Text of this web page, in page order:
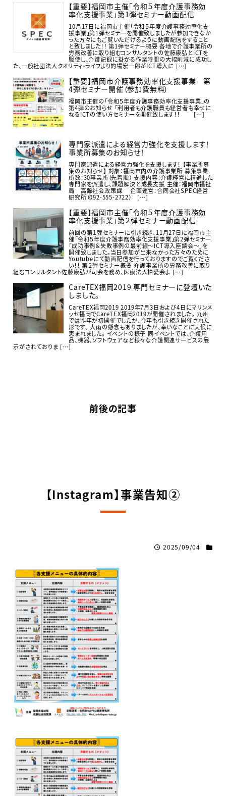
【重要】福岡市主催「令和５年度介護事務効
率化支援事業」第1弾セミナー動画配信
10月17日に福岡市主催「令和５年度介護事務効率化支
援事業」第1弾セミナーを開催致しましたが参加できなか
った方々にもご覧いただけるように動画配信をすること
と致しました！！ 第1弾セミナー概要 各地で介護事業所の
労務改善に取り組むコンサルタントの佐藤康弘とICTを
駆使し、介護記録に掛かる作業時間の大幅削減に成功し
た、一般社団法人クオリティ・ライフより的場宏一郎がICT導入に […]
【重要】福岡市介護事務効率化支援事業 第
4弾セミナー開催（参加費無料）
福岡市主催の「令和５年度介護事務効率化支援事業」の
第4弾のお知らせ 「利用者も介護職員も経営者も幸せに
なるICTの使い方セミナーを開催致します！！ […]
専門家派遣による経営力強化を支援します！
事業所募集のお知らせ！
専門家派遣による経営力強化を支援します！ 【事業所募
集のお知らせ】 対象：福岡市内の介護事業所 募集事業
所数：30事業所（先着順） 支援内容：介護経営に精通した
専門家を派遣し、課題解決と成長支援 主催：福岡市福祉
局 高齢社会政策課 企画運営：合同会社SPEC経営
研究所（092-555-2722） […]
【重要】福岡市主催「令和５年度介護事務効
率化支援事業」第２弾セミナー動画配信
前回の第１弾セミナーに引き続き、11月27日に福岡市主
催「令和５年度介護事務効率化支援事業」第2弾セミナー
「成功事例＆失敗事例の最前線～ICT導入座談会～」を
開催致しました。当日参加が出来なかった方々のために
Youtubeにて動画配信を行っておりますのでご覧くださ
い！！ 第２弾セミナー概要 介護事業所の労務改善に取り
組むコンサルタント佐藤康弘が司会を務め、医療法人柏愛会よ […]
CareTEX福岡2019 専門セミナーに登壇いた
しました。
CareTEX福岡2019 2019年7月3日および4日にマリンメ
ッセ福岡でCareTEX福岡2019が開催されました。 九州
では昨年が初開催でしたが、今年も引き続き開催された
形です。 大雨の懸念もありましたが、幸いなことに天候に
恵まれました。 イベントの様子 同イベントでは、介護用
品、機器、ソフトウェアなど様々な介護関連サービスの展
示がされておりま […]
前後の記事
【Instagram】事業告知②
2025/09/04